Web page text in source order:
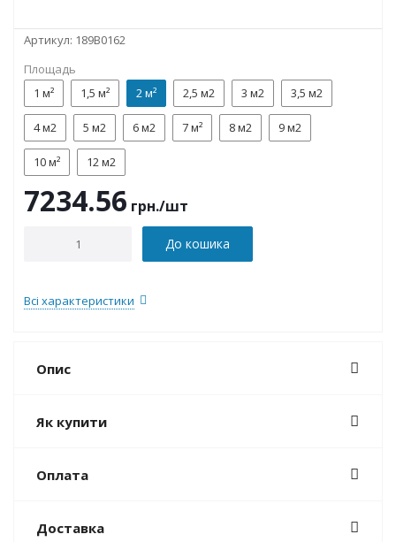
Артикул: 189B0162
Площадь
1 м²
1,5 м² 2 м² 2,5 м2 3 м2 3,5 м2
4 м2 5 м2 6 м2 7 м² 8 м2 9 м2
10 м² 12 м2
7234.56 грн./шт
До кошика
Всі характеристики
Опис
Як купити
Оплата
Доставка